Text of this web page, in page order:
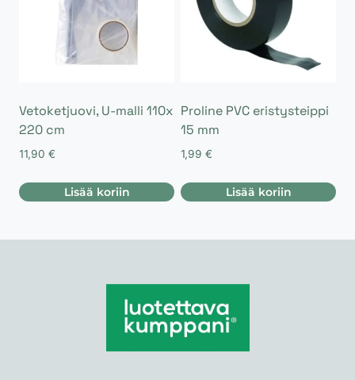
Vetoketjuovi, U-malli 110x
220 cm
11,90 €
Lisää koriin
Proline PVC eristysteippi
15 mm
1,99 €
Lisää koriin